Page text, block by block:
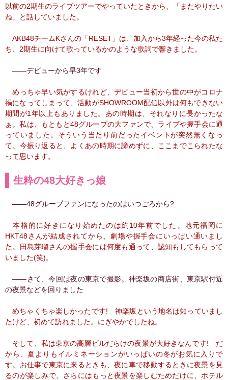
以前の2期生のライブツアーでやっていたときから、「またやりたい
ね」と話していました。
AKB48チームKさんの「RESET」は、加入から3年経った今の私た
ち、2期生に向けて歌っているかのような歌詞で響きました。
――デビューから早3年です
めっちゃ早い気がするけれど、デビュー当初から世の中がコロナ
禍になってしまって、活動がSHOWROOM配信以外は何もできない
期間が1年以上もありました。あの時期は、それなりに長かったな
ぁ。私は、もともと48グループの大ファンで、ライブや握手会に通
っていました。そういう当たり前だったイベントが突然無くなっ
て。今振り返ると、よくあの時期に諦めずに、ここまでこられたな
って思います。
生粋の48大好きっ娘
――48グループファンになったのはいつごろから?
本格的に好きになり始めたのは約10年前でした。地元福岡に
HKT48さんが結成されてから、劇場や握手会にいっぱい通いまし
た。田島芽瑠さんの握手会には何度も通って、認知もしてもらって
いました(笑)。
――さて、今回は夜の東京で撮影。神楽坂の商店街、東京駅付近
の夜景などを回りました
めちゃくちゃ楽しかったです! 神楽坂という地名は知っていまし
たけど、初めて訪れました。にぎやかでしたね。
そして、私は東京の高層ビルだらけの夜景が大好きなんです! だ
から、夏よりもイルミネーションがいっぱいの冬がお気に入りで
す。お仕事で東京に来るときも、夜に車で移動するときに夜景を見
るのが楽しみで、さらにはもっと夜景を楽しむためだけに、ホテル